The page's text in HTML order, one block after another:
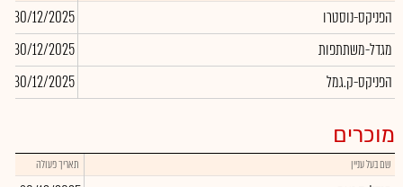
הפניקס-נוסטרו 30/12/2025
מגדל-משתתפות
30/12/2025
הפניקס-ק.גמל
30/12/2025
מוכרים
שם בעל עניין תאריך פעולה